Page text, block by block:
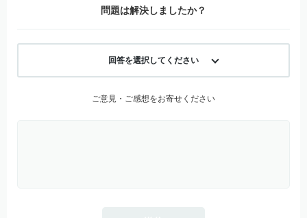
問題は解決しましたか？
回答を選択してください
ご意見・ご感想をお寄せください